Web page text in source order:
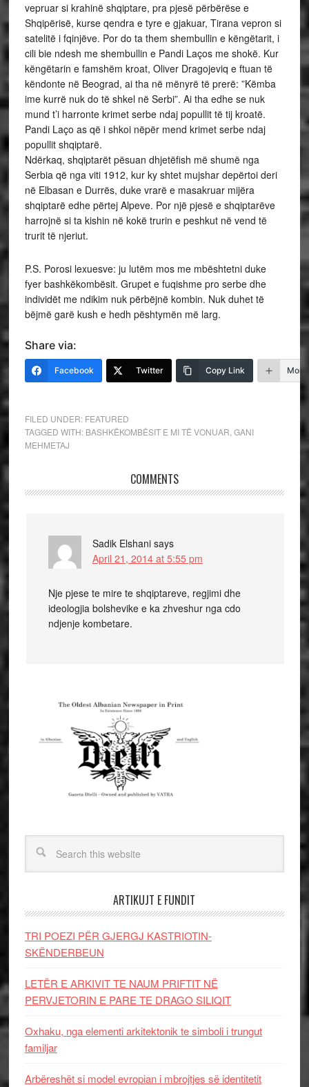
vepruar si krahinë shqiptare, pra pjesë përbërëse e
Shqipërisë, kurse qendra e tyre e gjakuar, Tirana vepron si
satelitë i fqinjëve. Por do ta them shembullin e këngëtarit, i
cili bie ndesh me shembullin e Pandi Laços me shokë. Kur
këngëtarin e famshëm kroat, Oliver Dragojeviq e ftuan të
këndonte në Beograd, ai tha në mënyrë të prerë: ”Këmba
ime kurrë nuk do të shkel në Serbi”. Ai tha edhe se nuk
mund t’i harronte krimet serbe ndaj popullit të tij kroatë.
Pandi Laço as që i shkoi nëpër mend krimet serbe ndaj
popullit shqiptarë.
Ndërkaq, shqiptarët pësuan dhjetëfish më shumë nga
Serbia që nga viti 1912, kur ky shtet mujshar depërtoi deri
në Elbasan e Durrës, duke vrarë e masakruar mijëra
shqiptarë edhe përtej Alpeve. Por një pjesë e shqiptarëve
harrojnë si ta kishin në kokë trurin e peshkut në vend të
trurit të njeriut.
P.S. Porosi lexuesve: ju lutëm mos me mbështetni duke
fyer bashkëkombësit. Grupet e fuqishme pro serbe dhe
individët me ndikim nuk përbëjnë kombin. Nuk duhet të
bëjmë garë kush e hedh pështymën më larg.
Share via:
Facebook Twitter Copy Link More
FILED UNDER: FEATURED
TAGGED WITH: BASHKËKOMBËSIT E MI TË VONUAR GANI
MEHMETAJ
COMMENTS
Sadik Elshani says
April 21, 2014 at 5:55 pm
Nje pjese te mire te shqiptareve, regjimi dhe
ideologjia bolshevike e ka zhveshur nga cdo
ndjenje kombetare.
ARTIKUJT E FUNDIT
TRI POEZI PËR GJERGJ KASTRIOTIN-
SKËNDERBEUN
LETËR E ARKIVIT TE NAUM PRIFTIT NË
PERVJETORIN E PARE TE DRAGO SILIQIT
Oxhaku, nga elementi arkitektonik te simboli i trungut
familjar
Arbëreshët si model evropian i mbrojtjes së identitetit